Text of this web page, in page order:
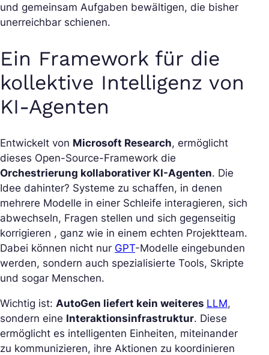
und gemeinsam Aufgaben bewältigen, die bisher
unerreichbar schienen.
Ein Framework für die
kollektive Intelligenz von
KI-Agenten
Entwickelt von Microsoft Research, ermöglicht
dieses Open-Source-Framework die
Orchestrierung kollaborativer KI-Agenten. Die
Idee dahinter? Systeme zu schaffen, in denen
mehrere Modelle in einer Schleife interagieren, sich
abwechseln, Fragen stellen und sich gegenseitig
korrigieren , ganz wie in einem echten Projektteam.
Dabei können nicht nur GPT-Modelle eingebunden
werden, sondern auch spezialisierte Tools, Skripte
und sogar Menschen.
Wichtig ist: AutoGen liefert kein weiteres LLM,
sondern eine Interaktionsinfrastruktur. Diese
ermöglicht es intelligenten Einheiten, miteinander
zu kommunizieren, ihre Aktionen zu koordinieren